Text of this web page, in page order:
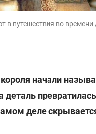
в путешествия во
начали
деталь
деле